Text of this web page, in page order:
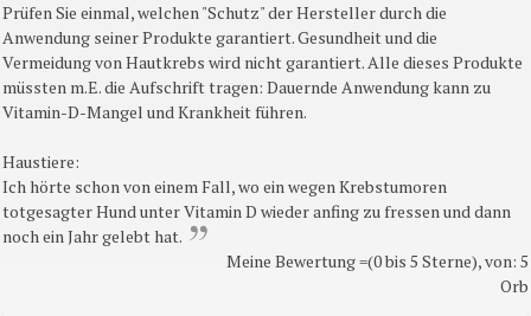
Prüfen Sie einmal, welchen "Schutz" der Hersteller durch die
Anwendung seiner Produkte garantiert. Gesundheit und die
Vermeidung von Hautkrebs wird nicht garantiert. Alle dieses Produkte
müssten m.E. die Aufschrift tragen: Dauernde Anwendung kann zu
Vitamin-D-Mangel und Krankheit führen.
Haustiere:
Ich hörte schon von einem Fall, wo ein wegen Krebstumoren
totgesagter Hund unter Vitamin D wieder anfing zu fressen und dann
noch ein Jahr gelebt hat.
Meine Bewertung =(0 bis 5 Sterne), von: 5
Orb